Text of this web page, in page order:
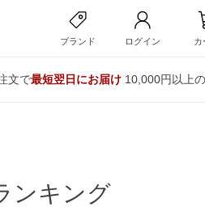
ブランド ログイン カ
文で最短翌日にお届け10,000円以上
ンキング